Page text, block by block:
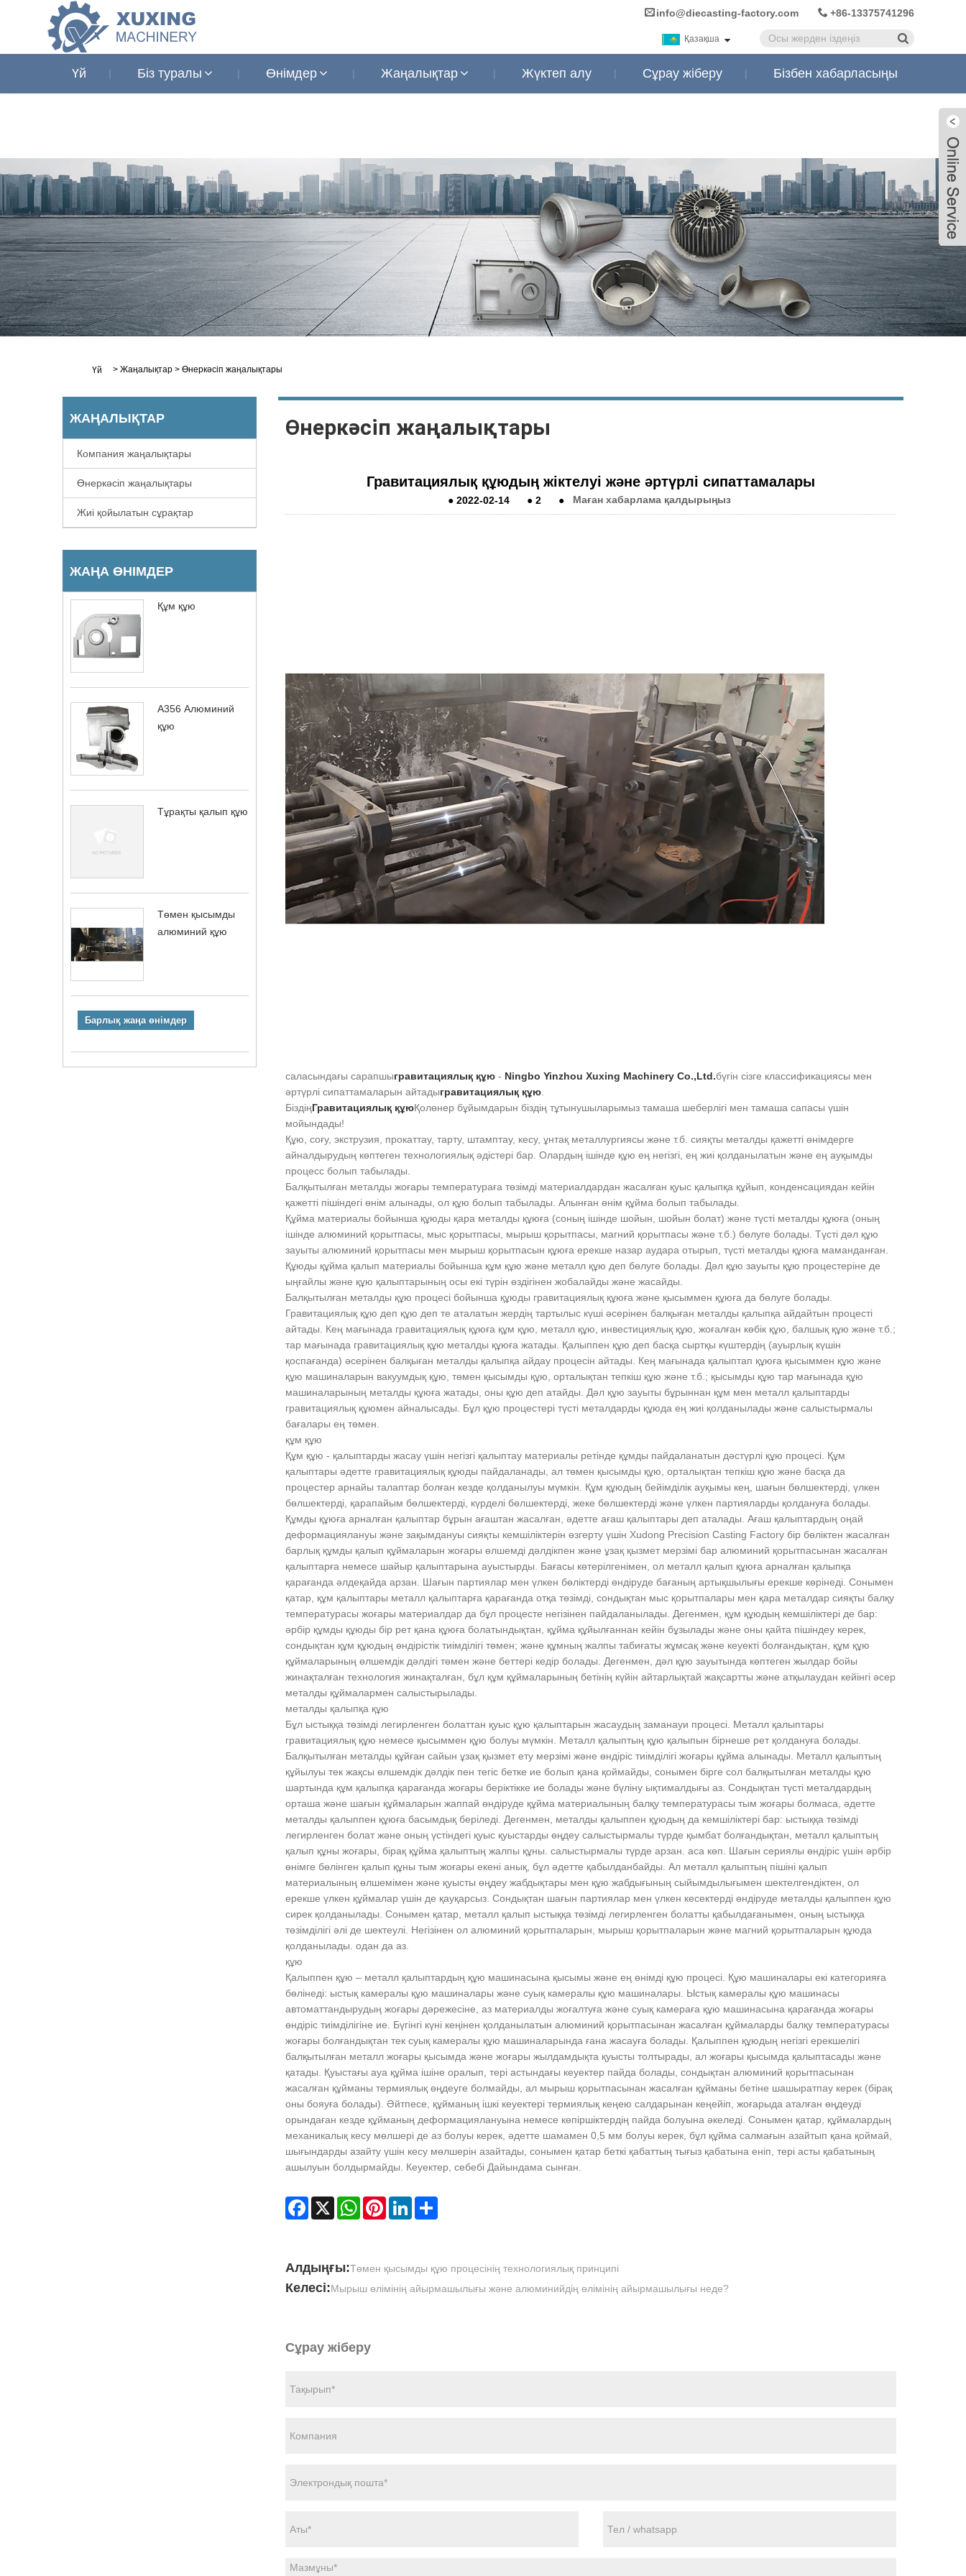
+86-13375741296
info@diecasting-factory.com
Қазақша
Үй Біз туралы Өнімдер Жаңалықтар Жүктеп алу Сұрау жіберу Бізбен хабарласыңы
Үй > Жаңалықтар > Өнеркәсіп жаңалықтары
ЖАҢАЛЫҚТАР
Компания жаңалықтары
Өнеркәсіп жаңалықтары
Жиі қойылатын сұрақтар
ЖАҢА ӨНІМДЕР
Құм құю
A356 Алюминий
құю
Тұрақты қалып құю
Төмен қысымды
алюминий құю
Барлық жаңа өнімдер
Өнеркәсіп жаңалықтары
Гравитациялық құюдың жіктелуі және әртүрлі сипаттамалары
● 2022-02-14 ● 2 ● Маған хабарлама қалдырыңыз
саласындағы сарапшыгравитациялық құю - Ningbo Yinzhou Xuxing Machinery Co.,Ltd.бүгін сізге классификациясы мен
әртүрлі сипаттамаларын айтадыгравитациялық құю
БіздіңГравитациялық құюҚолөнер бұйымдарын біздің тұтынушыларымыз тамаша шеберлігі мен тамаша сапасы үшін
мойындады!
Құю, соғу, экструзия, прокаттау, тарту, штамптау, кесу, ұнтақ металлургиясы және т.б. сияқты металды қажетті өнімдерге
айналдырудың көптеген технологиялық әдістері бар. Олардың ішінде құю ең негізгі, ең жиі қолданылатын және ең ауқымды
процесс болып табылады.
Балқытылған металды жоғары температураға төзімді материалдардан жасалған қуыс қалыпқа құйып, конденсациядан кейін
қажетті пішіндегі өнім алынады, ол құю болып табылады. Алынған өнім құйма болып табылады.
Құйма материалы бойынша құюды қара металды құюға (соның ішінде шойын, шойын болат) және түсті металды құюға (оның
ішінде алюминий қорытпасы, мыс қорытпасы, мырыш қорытпасы, магний қорытпасы және т.б.) бөлуге болады. Түсті дәл құю
зауыты алюминий қорытпасы мен мырыш қорытпасын құюға ерекше назар аудара отырып, түсті металды құюға маманданған.
Құюды құйма қалып материалы бойынша құм құю және металл құю деп бөлуге болады. Дәл құю зауыты құю процестеріне де
ыңғайлы және құю қалыптарының осы екі түрін өздігінен жобалайды және жасайды.
Балқытылған металды құю процесі бойынша құюды гравитациялық құюға және қысыммен құюға да бөлуге болады.
Гравитациялық құю деп құю деп те аталатын жердің тартылыс күші әсерінен балқыған металды қалыпқа айдайтын процесті
айтады. Кең мағынада гравитациялық құюға құм құю, металл құю, инвестициялық құю, жоғалған көбік құю, балшық құю және т.б.;
тар мағынада гравитациялық құю металды құюға жатады. Қалыппен құю деп басқа сыртқы күштердің (ауырлық күшін
қоспағанда) әсерінен балқыған металды қалыпқа айдау процесін айтады. Кең мағынада қалыптап құюға қысыммен құю және
құю машиналарын вакуумдық құю, төмен қысымды құю, орталықтан тепкіш құю және т.б.; қысымды құю тар мағынада құю
машиналарының металды құюға жатады, оны құю деп атайды. Дәл құю зауыты бұрыннан құм мен металл қалыптарды
гравитациялық құюмен айналысады. Бұл құю процестері түсті металдарды құюда ең жиі қолданылады және салыстырмалы
бағалары ең төмен.
құм құю
Құм құю - қалыптарды жасау үшін негізгі қалыптау материалы ретінде құмды пайдаланатын дәстүрлі құю процесі. Құм
қалыптары әдетте гравитациялық құюды пайдаланады, ал төмен қысымды құю, орталықтан тепкіш құю және басқа да
процестер арнайы талаптар болған кезде қолданылуы мүмкін. Құм құюдың бейімділік ауқымы кең, шағын бөлшектерді, үлкен
бөлшектерді, қарапайым бөлшектерді, күрделі бөлшектерді, жеке бөлшектерді және үлкен партияларды қолдануға болады.
Құмды құюға арналған қалыптар бұрын ағаштан жасалған, әдетте ағаш қалыптары деп аталады. Ағаш қалыптардың оңай
деформациялануы және зақымдануы сияқты кемшіліктерін өзгерту үшін Xudong Precision Casting Factory бір бөліктен жасалған
барлық құмды қалып құймаларын жоғары өлшемді дәлдікпен және ұзақ қызмет мерзімі бар алюминий қорытпасынан жасалған
қалыптарға немесе шайыр қалыптарына ауыстырды. Бағасы көтерілгенімен, ол металл қалып құюға арналған қалыпқа
қарағанда әлдеқайда арзан. Шағын партиялар мен үлкен бөліктерді өндіруде бағаның артықшылығы ерекше көрінеді. Сонымен
қатар, құм қалыптары металл қалыптарға қарағанда отқа төзімді, сондықтан мыс қорытпалары мен қара металдар сияқты балқу
температурасы жоғары материалдар да бұл процесте негізінен пайдаланылады. Дегенмен, құм құюдың кемшіліктері де бар:
әрбір құмды құюды бір рет қана құюға болатындықтан, құйма құйылғаннан кейін бұзылады және оны қайта пішіндеу керек,
сондықтан құм құюдың өндірістік тиімділігі төмен; және құмның жалпы табиғаты жұмсақ және кеуекті болғандықтан, құм құю
құймаларының өлшемдік дәлдігі төмен және беттері кедір болады. Дегенмен, дәл құю зауытында көптеген жылдар бойы
жинақталған технология жинақталған, бұл құм құймаларының бетінің күйін айтарлықтай жақсартты және атқылаудан кейінгі әсер
металды құймалармен салыстырылады.
металды қалыпқа құю
Бұл ыстыққа төзімді легирленген болаттан қуыс құю қалыптарын жасаудың заманауи процесі. Металл қалыптары
гравитациялық құю немесе қысыммен құю болуы мүмкін. Металл қалыптың құю қалыпын бірнеше рет қолдануға болады.
Балқытылған металды құйған сайын ұзақ қызмет ету мерзімі және өндіріс тиімділігі жоғары құйма алынады. Металл қалыптың
құйылуы тек жақсы өлшемдік дәлдік пен тегіс бетке ие болып қана қоймайды, сонымен бірге сол балқытылған металды құю
шартында құм қалыпқа қарағанда жоғары беріктікке ие болады және бүліну ықтималдығы аз. Сондықтан түсті металдардың
орташа және шағын құймаларын жаппай өндіруде құйма материалының балқу температурасы тым жоғары болмаса, әдетте
металды қалыппен құюға басымдық беріледі. Дегенмен, металды қалыппен құюдың да кемшіліктері бар: ыстыққа төзімді
легирленген болат және оның үстіндегі қуыс қуыстарды өңдеу салыстырмалы түрде қымбат болғандықтан, металл қалыптың
қалып құны жоғары, бірақ құйма қалыптың жалпы құны. салыстырмалы түрде арзан. аса көп. Шағын сериялы өндіріс үшін әрбір
өнімге бөлінген қалып құны тым жоғары екені анық, бұл әдетте қабылданбайды. Ал металл қалыптың пішіні қалып
материалының өлшемімен және қуысты өңдеу жабдықтары мен құю жабдығының сыйымдылығымен шектелгендіктен, ол
ерекше үлкен құймалар үшін де қауқарсыз. Сондықтан шағын партиялар мен үлкен кесектерді өндіруде металды қалыппен құю
сирек қолданылады. Сонымен қатар, металл қалып ыстыққа төзімді легирленген болатты қабылдағанымен, оның ыстыққа
төзімділігі әлі де шектеулі. Негізінен ол алюминий қорытпаларын, мырыш қорытпаларын және магний қорытпаларын құюда
қолданылады. одан да аз.
құю
Қалыппен құю – металл қалыптардың құю машинасына қысымы және ең өнімді құю процесі. Құю машиналары екі категорияға
бөлінеді: ыстық камералы құю машиналары және суық камералы құю машиналары. Ыстық камералы құю машинасы
автоматтандырудың жоғары дәрежесіне, аз материалды жоғалтуға және суық камераға құю машинасына қарағанда жоғары
өндіріс тиімділігіне ие. Бүгінгі күні кеңінен қолданылатын алюминий қорытпасынан жасалған құймаларды балқу температурасы
жоғары болғандықтан тек суық камералы құю машиналарында ғана жасауға болады. Қалыппен құюдың негізгі ерекшелігі
балқытылған металл жоғары қысымда және жоғары жылдамдықта қуысты толтырады, ал жоғары қысымда қалыптасады және
қатады. Қуыстағы ауа құйма ішіне оралып, тері астындағы кеуектер пайда болады, сондықтан алюминий қорытпасынан
жасалған құйманы термиялық өңдеуге болмайды, ал мырыш қорытпасынан жасалған құйманы бетіне шашыратпау керек (бірақ
оны бояуға болады). Әйтпесе, құйманың ішкі кеуектері термиялық кеңею салдарынан кеңейіп, жоғарыда аталған өңдеуді
орындаған кезде құйманың деформациялануына немесе көпіршіктердің пайда болуына әкеледі. Сонымен қатар, құймалардың
механикалық кесу мөлшері де аз болуы керек, әдетте шамамен 0,5 мм болуы керек, бұл құйма салмағын азайтып қана қоймай,
шығындарды азайту үшін кесу мөлшерін азайтады, сонымен қатар беткі қабаттың тығыз қабатына еніп, тері асты қабатының
ашылуын болдырмайды. Кеуектер, себебі Дайындама сынған.
Facebook
X WhatsAppPinterestLinkedIn
Алдыңғы:Төмен қысымды құю процесінің технологиялық принципі
Келесі:Мырыш өлімінің айырмашылығы және алюминийдің өлімінің айырмашылығы неде?
Сұрау жіберу